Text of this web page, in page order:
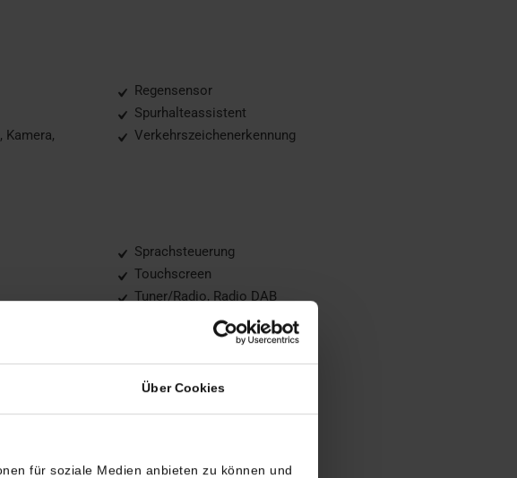
Über Cookies
für soziale Medien anbieten zu können und
Kamera,
Regensensor
Spurhalteassistent
Verkehrszeichenerkennung
Sprachsteuerung
Touchscreen
Tuner/Radio, Radio DAB